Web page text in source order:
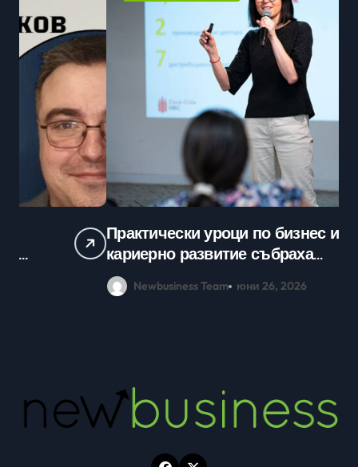
Практически уроци по бизнес и
кариерно развитие събраха
млади хора на SOFIA UP
Newbusiness Team юни 26, 2026